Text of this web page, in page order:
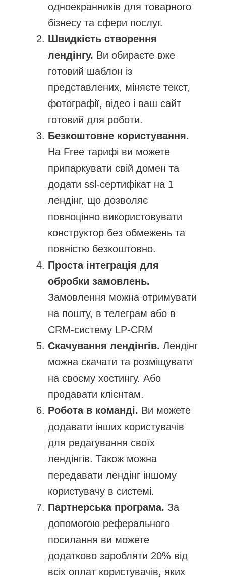
одноекранників для товарного
бізнесу та сфери послуг.
Швидкість створення
лендінгу. Ви обираєте вже
готовий шаблон із
представлених, міняєте текст,
фотографії, відео і ваш сайт
готовий для роботи.
Безкоштовне користування.
На Free тарифі ви можете
припаркувати свій домен та
додати ssl-сертифікат на 1
лендінг, що дозволяє
повноцінно використовувати
конструктор без обмежень та
повністю безкоштовно.
Проста інтеграція для
обробки замовлень.
Замовлення можна отримувати
на пошту, в телеграм або в
CRM-систему LP-CRM
Скачування лендінгів. Лендінг
можна скачати та розміщувати
на своєму хостингу. Або
продавати клієнтам.
Робота в команді. Ви можете
додавати інших користувачів
для редагування своїх
лендінгів. Також можна
передавати лендінг іншому
користувачу в системі.
Партнерська програма. За
допомогою реферального
посилання ви можете
додатково заробляти 20% від
всіх оплат користувачів, яких